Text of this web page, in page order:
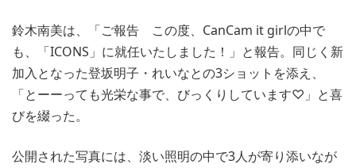
鈴木南美は、「ご報告 この度、CanCam it girlの中で
も、「ICONS」に就任いたしました！」と報告。同じく新
加入となった登坂明子・れいなとの3ショットを添え、
「とーーっても光栄な事で、びっくりしています♡」と喜
びを綴った。
公開された写真には、淡い照明の中で3人が寄り添いなが